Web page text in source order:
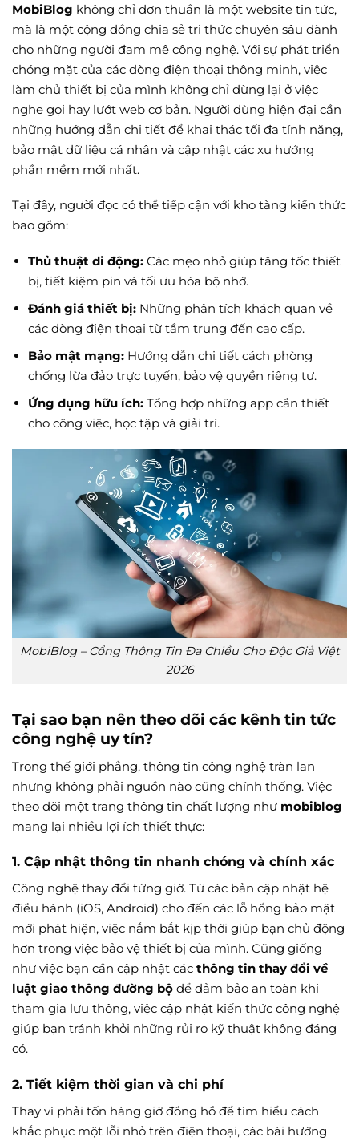
MobiBlog không chỉ đơn thuần là một website tin tức,
mà là một cộng đồng chia sẻ tri thức chuyên sâu dành
cho những người đam mê công nghệ. Với sự phát triển
chóng mặt của các dòng điện thoại thông minh, việc
làm chủ thiết bị của mình không chỉ dừng lại ở việc
nghe gọi hay lướt web cơ bản. Người dùng hiện đại cần
những hướng dẫn chi tiết để khai thác tối đa tính năng,
bảo mật dữ liệu cá nhân và cập nhật các xu hướng
phần mềm mới nhất.
Tại đây, người đọc có thể tiếp cận với kho tàng kiến thức
bao gồm:
Thủ thuật di động:Các mẹo nhỏ giúp tăng tốc thiết
bị, tiết kiệm pin và tối ưu hóa bộ nhớ.
Đánh giá thiết bị:Những phân tích khách quan về
các dòng điện thoại từ tầm trung đến cao cấp.
Bảo mật mạng:Hướng dẫn chi tiết cách phòng
chống lừa đảo trực tuyến, bảo vệ quyền riêng tư.
Ứng dụng hữu ích:Tổng hợp những app cần thiết
cho công việc, học tập và giải trí.
MobiBlog – Cổng Thông Tin Đa Chiều Cho Độc Giả Việt
2026
Tại sao bạn nên theo dõi các kênh tin tức
công nghệ uy tín?
Trong thế giới phẳng, thông tin công nghệ tràn lan
nhưng không phải nguồn nào cũng chính thống. Việc
theo dõi một trang thông tin chất lượng như mobiblog
mang lại nhiều lợi ích thiết thực:
1. Cập nhật thông tin nhanh chóng và chính xác
Công nghệ thay đổi từng giờ. Từ các bản cập nhật hệ
điều hành (iOS, Android) cho đến các lỗ hổng bảo mật
mới phát hiện, việc nắm bắt kịp thời giúp bạn chủ động
hơn trong việc bảo vệ thiết bị của mình. Cũng giống
như việc bạn cần cập nhật các thông tin thay đổi về
luật giao thông đường bộ để đảm bảo an toàn khi
tham gia lưu thông, việc cập nhật kiến thức công nghệ
giúp bạn tránh khỏi những rủi ro kỹ thuật không đáng
có.
2. Tiết kiệm thời gian và chi phí
Thay vì phải tốn hàng giờ đồng hồ để tìm hiểu cách
khắc phục một lỗi nhỏ trên điện thoại, các bài hướng